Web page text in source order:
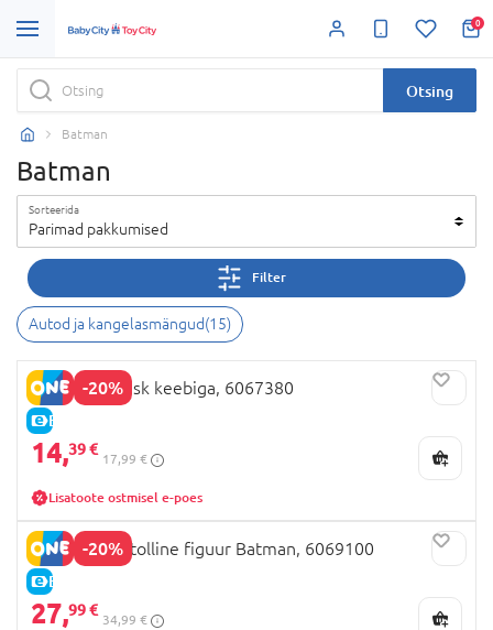
0
Otsing
Batman
Batman
Sorteerida
Parimad pakkumised
Filter
Autod ja kangelasmängud(15)
-20%
E-HIND
BATMANi mask keebiga, 6067380
14,39 €
17,99 €
Lisatoote ostmisel e-poes
-20%
E-HIND
BATMAN 12-tolline figuur Batman, 6069100
27,99 €
34,99 €